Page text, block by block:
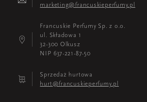
marketing@francuskieperfumy.pl
Francuskie Perfumy Sp. z o.o.
ul. Składowa 1
32-300 Olkusz
NIP 637-221-87-50
Sprzedaż hurtowa
hurt@francuskieperfumy.pl